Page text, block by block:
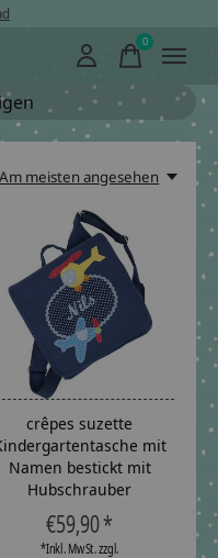
0items
Am meisten angesehen
crêpes suzette
mit
Namen bestickt mit
Hubschrauber
€59,90 *
*Inkl. MwSt. zzgl.